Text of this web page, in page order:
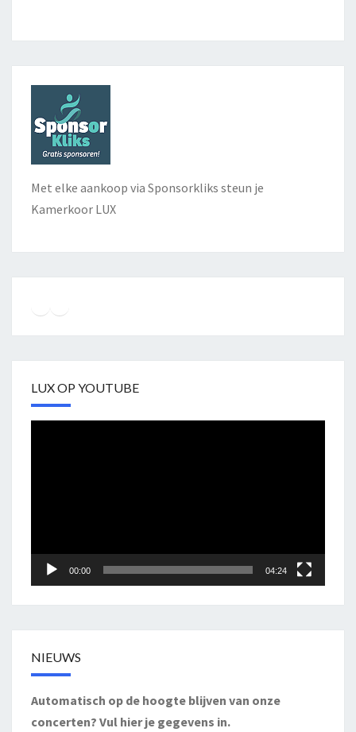
Met elke aankoop via Sponsorkliks steun je
Kamerkoor LUX
LUX OP YOUTUBE
00:00 04:24
NIEUWS
Automatisch op de hoogte blijven van onze
concerten? Vul hier je gegevens in.